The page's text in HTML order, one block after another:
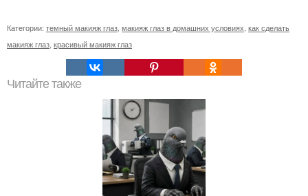
Категории: темный макияж глаз, макияж глаз в домашних условиях, как сделать
макияж глаз, красивый макияж глаз
Читайте также